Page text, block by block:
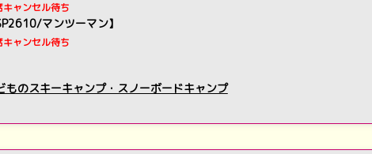
キャンセル待ち
マンツーマン】
キャンセル待ち
ものスキーキャンプ・スノーボードキャンプ